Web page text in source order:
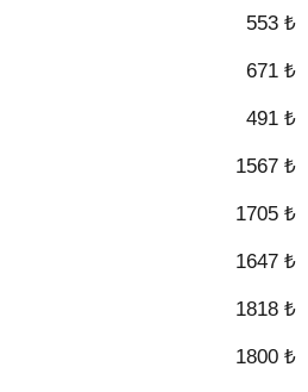
553 ₺
671 ₺
491 ₺
1567 ₺
1705 ₺
1647 ₺
1818 ₺
1800 ₺